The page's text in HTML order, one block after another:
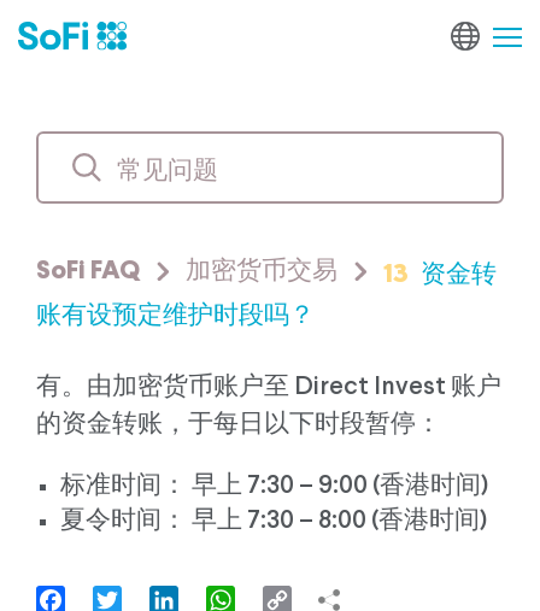
SoFi FAQ 加密货币交易 13 资金转
账有设预定维护时段吗？
有。由加密货币账户至 Direct Invest 账户
的资金转账，于每日以下时段暂停：
标准时间： 早上 7:30 – 9:00 (香港时间)
夏令时间： 早上 7:30 – 8:00 (香港时间)
FacebookTwitter LinkedInWhatsApp
Copy